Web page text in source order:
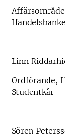
Linn
Ordförande,
Studentkår
Sören